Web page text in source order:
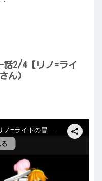
話2/4【リノ=ライ
ん）